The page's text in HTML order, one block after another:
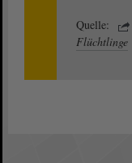
Quelle:
Flüchtlinge